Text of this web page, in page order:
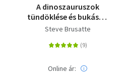
A dinoszauruszok
tündöklése és bukása -
Egy letűnt világ újraírt
Steve Brusatte
Online ár: